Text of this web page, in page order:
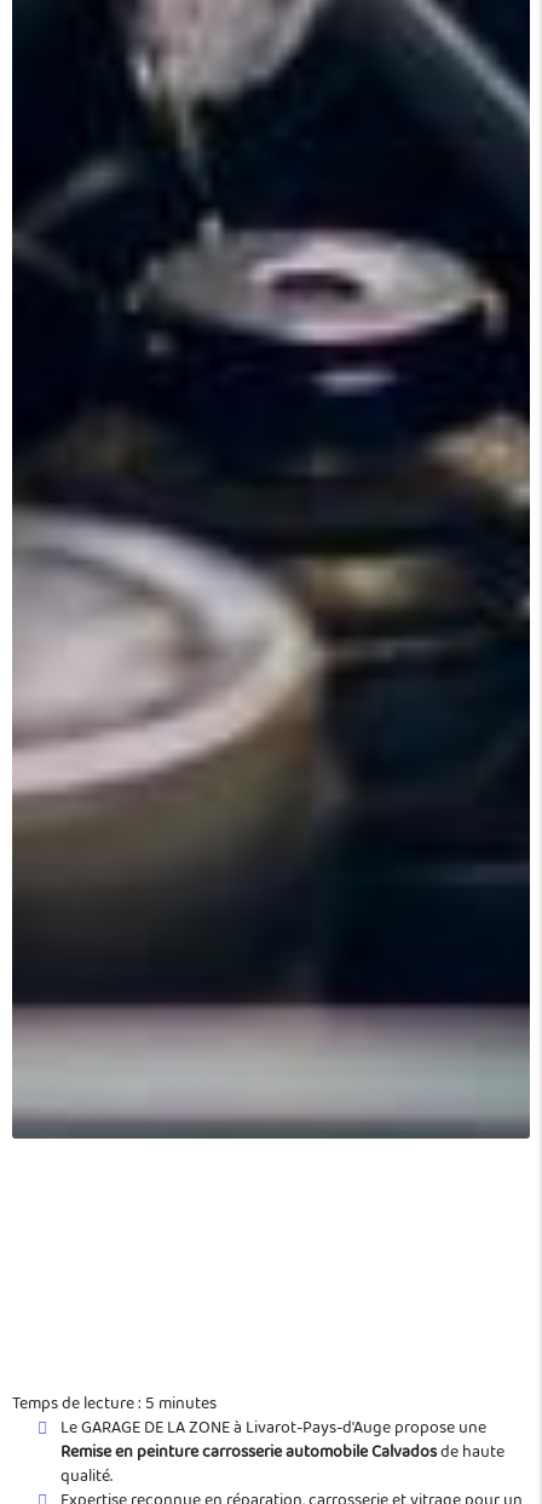
Temps de lecture : 5 minutes
Le GARAGE DE LA ZONE à Livarot-Pays-d'Auge propose une
Remise en peinture carrosserie automobile Calvadosde haute
qualité.